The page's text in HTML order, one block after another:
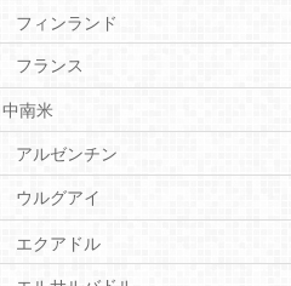
フィンランド
フランス
中南米
アルゼンチン
ウルグアイ
エクアドル